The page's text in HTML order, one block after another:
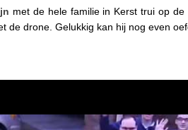
met de hele familie in Kerst trui op
de drone. Gelukkig kan hij nog even